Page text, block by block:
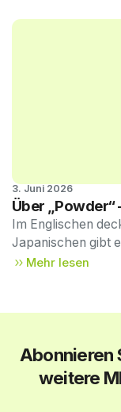
3. Juni 2026
Über „Powder“
Im Englischen
Japanischen gibt
„funtai“ und
Mehr lesen
Abonnieren
weitere